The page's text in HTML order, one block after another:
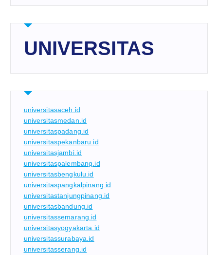
UNIVERSITAS
universitasaceh.id
universitasmedan.id
universitaspadang.id
universitaspekanbaru.id
universitasjambi.id
universitaspalembang.id
universitasbengkulu.id
universitaspangkalpinang.id
universitastanjungpinang.id
universitasbandung.id
universitassemarang.id
universitasyogyakarta.id
universitassurabaya.id
universitasserang.id